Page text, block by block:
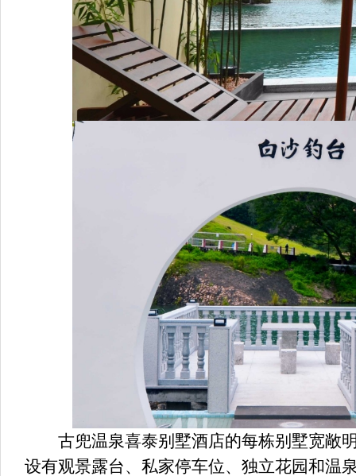
古兜温泉喜泰别墅酒店的每栋别墅宽敞
设有观景露台、私家停车位、独立花园和温